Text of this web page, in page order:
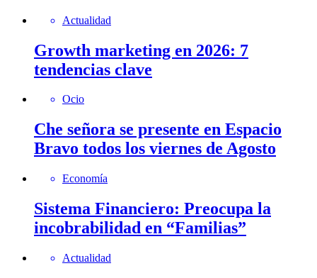
Actualidad
Growth marketing en 2026: 7
tendencias clave
Ocio
Che señora se presente en Espacio
Bravo todos los viernes de Agosto
Economía
Sistema Financiero: Preocupa la
incobrabilidad en “Familias”
Actualidad